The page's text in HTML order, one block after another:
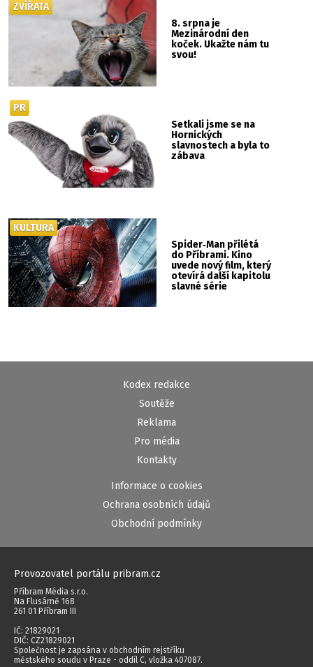
8. srpna je
Mezinárodní den
koček. Ukažte nám tu
svou!
ZVÍŘATA
Setkali jsme se na
Hornických
slavnostech a byla to
zábava
PR
Spider‑Man přilétá
do Příbrami. Kino
uvede nový film, který
otevírá další kapitolu
slavné série
KULTURA
Kodex redakce
Soutěže
Reklama
Pro média
Kontakty
Informace o cookies
Ochrana osobních údajů
Obchodní podmínky
Provozovatel portálu pribram.cz
Příbram Média s.r.o.
Na Flusárně 168
261 01 Příbram III
IČ: 21829021
DIČ: CZ21829021
Společnost je zapsána v obchodním rejstříku
městského soudu v Praze - oddíl C, vložka 407087.